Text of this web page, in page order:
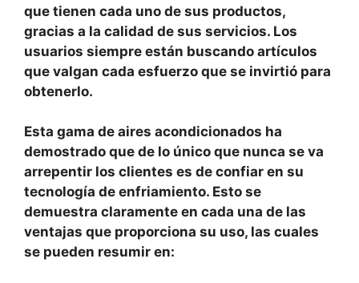
que tienen cada uno de sus productos,
gracias a la calidad de sus servicios. Los
usuarios siempre están buscando artículos
que valgan cada esfuerzo que se invirtió para
obtenerlo.
Esta gama de aires acondicionados ha
demostrado que de lo único que nunca se va
arrepentir los clientes es de confiar en su
tecnología de enfriamiento. Esto se
demuestra claramente en cada una de las
ventajas que proporciona su uso, las cuales
se pueden resumir en: